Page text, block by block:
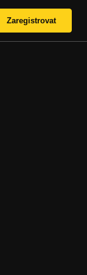
Zaregistrovat